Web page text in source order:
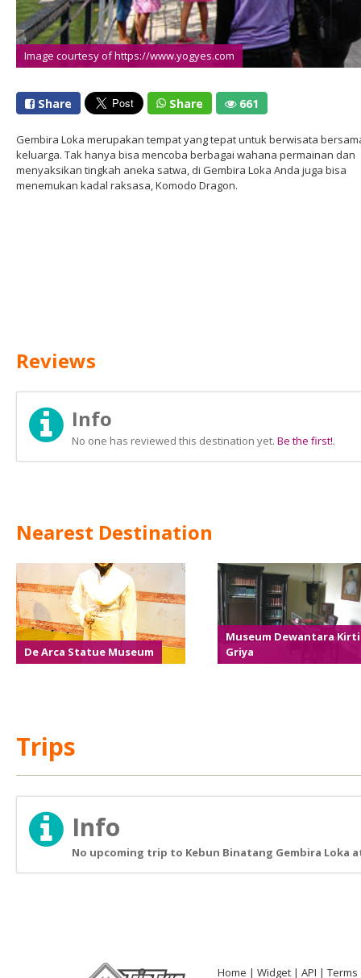
Image courtesy of https://www.yogyes.com
Share Share 661
Gembira Loka merupakan tempat yang tepat untuk berwisata
keluarga. Tak hanya bisa mencoba berbagai wahana permainan dan
menyaksikan tingkah aneka satwa, di Gembira Loka Anda juga bisa
menemukan kadal raksasa, Komodo Dragon.
Reviews
Info
No one has reviewed this destination yet. Be the first!.
Nearest Destination
De Arca Statue Museum
Museum Dewantara Kirti
Griya
Trips
Info
No upcoming trip to Kebun Binatang Gembira Loka
Home Widget API Terms